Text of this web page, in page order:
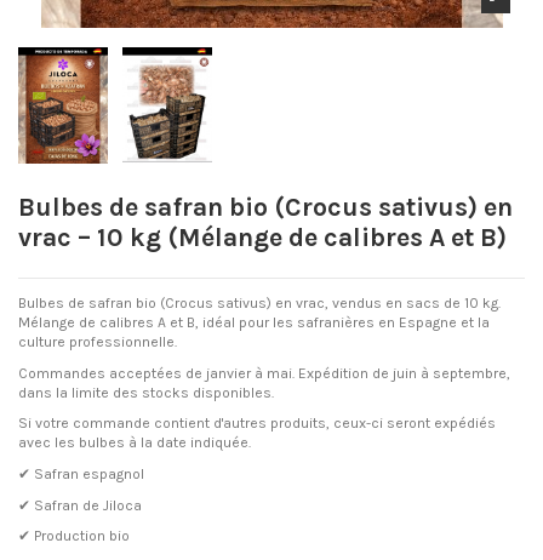
Bulbes de safran bio (Crocus sativus) en
vrac – 10 kg (Mélange de calibres A et B)
Bulbes de safran bio (Crocus sativus) en vrac, vendus en sacs de 10 kg.
Mélange de calibres A et B, idéal pour les safranières en Espagne et la
culture professionnelle.
Commandes acceptées de janvier à mai. Expédition de juin à septembre,
dans la limite des stocks disponibles.
Si votre commande contient d'autres produits, ceux-ci seront expédiés
avec les bulbes à la date indiquée.
✔ Safran espagnol
✔ Safran de Jiloca
✔ Production bio